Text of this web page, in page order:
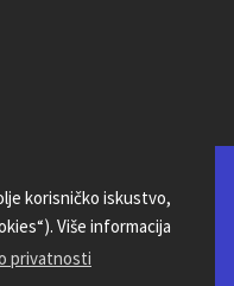
korisničko iskustvo,
Više informacija
privatnosti